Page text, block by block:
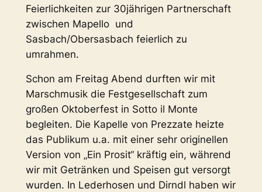
Feierlichkeiten zur 30jährigen Partnerschaft
zwischen Mapello und
Sasbach/Obersasbach feierlich zu
umrahmen.
Schon am Freitag Abend durften wir mit
Marschmusik die Festgesellschaft zum
großen Oktoberfest in Sotto il Monte
begleiten. Die Kapelle von Prezzate heizte
das Publikum u.a. mit einer sehr originellen
Version von „Ein Prosit“ kräftig ein, während
wir mit Getränken und Speisen gut versorgt
wurden. In Lederhosen und Dirndl haben wir